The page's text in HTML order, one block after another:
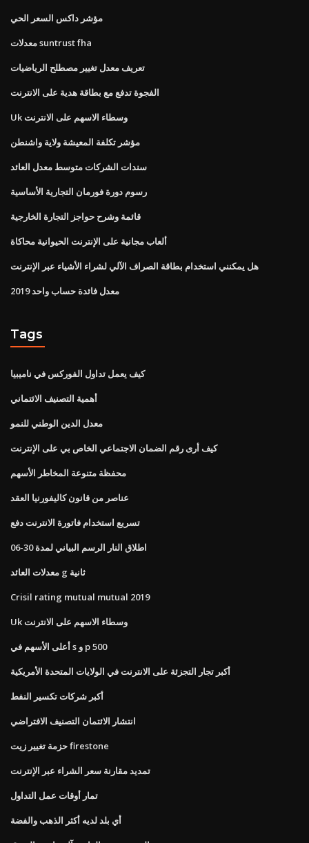
مؤشر داكس السعر الحي
معدلات suntrust fha
تعريف معدل تغيير مصطلح الرياضيات
الفجوة تدفع مع بطاقة هدية على الانترنت
Uk وسطاء الاسهم على الانترنت
مؤشر تكلفة المعيشة ولاية واشنطن
سندات الشركات متوسط ​​معدل العائد
رسوم دورة فورمان التجارية الأساسية
قائمة وشرح حواجز التجارة الخارجية
ألعاب مجانية على الإنترنت الحيوانية محاكاة
هل يمكنني استخدام بطاقة الصراف الآلي لشراء الأشياء عبر الإنترنت
معدل فائدة حساب واحد 2019
Tags
كيف يعمل تداول الفوركس في ناميبيا
أهمية التصنيف الائتماني
معدل الدين الوطني للنمو
كيف أرى رقم الضمان الاجتماعي الخاص بي على الإنترنت
محفظة متنوعة المخاطر الأسهم
عناصر من قانون كاليفورنيا العقد
تسريع استخدام فاتورة الانترنت دفع
اطلاق النار الرسم البياني لمدة 30-06
معدلات العائد g ثانية
Crisil rating mutual mutual 2019
Uk وسطاء الاسهم على الانترنت
أعلى الأسهم في s و p 500
أكبر تجار التجزئة على الانترنت في الولايات المتحدة الأمريكية
أكبر شركات تكسير النفط
انتشار الائتمان التصنيف الافتراضي
حزمة تغيير زيت firestone
تمديد مقارنة سعر الشراء عبر الإنترنت
تمار أوقات عمل التداول
أي بلد لديه أكثر الذهب والفضة